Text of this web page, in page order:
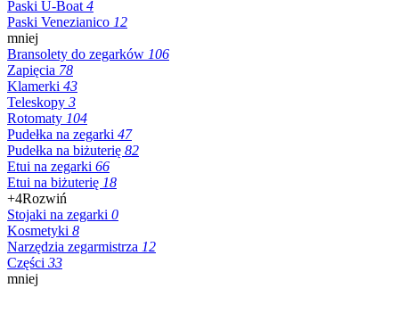
Paski U-Boat 4
Paski Venezianico 12
mniej
Bransolety do zegarków 106
Zapięcia 78
Klamerki 43
Teleskopy 3
Rotomaty 104
Pudełka na zegarki 47
Pudełka na biżuterię 82
Etui na zegarki 66
Etui na biżuterię 18
+4Rozwiń
Stojaki na zegarki 0
Kosmetyki 8
Narzędzia zegarmistrza 12
Części 33
mniej